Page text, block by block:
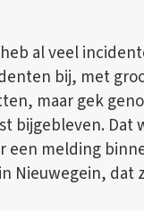
al veel
bij, met
maar gek
bijgebleven. Dat
een melding
Nieuwegein, dat